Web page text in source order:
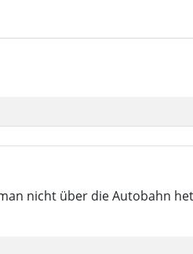
nicht über die Autobahn